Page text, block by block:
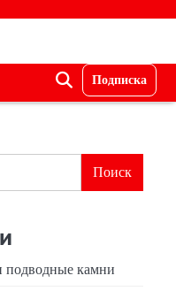
Подписка
Поиск
камни